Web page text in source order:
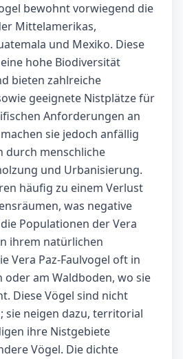
bewohnt vorwiegend die
Mittelamerikas,
und Mexiko. Diese
hohe Biodiversität
bieten zahlreiche
geeignete Nistplätze für
Anforderungen an
sie jedoch anfällig
durch menschliche
und Urbanisierung.
häufig zu einem Verlust
was negative
Populationen der Vera
ihrem natürlichen
Vera Paz-Faulvogel oft in
oder am Waldboden, wo sie
Diese Vögel sind nicht
sie neigen dazu, territorial
ihre Nistgebiete
Vögel. Die dichte